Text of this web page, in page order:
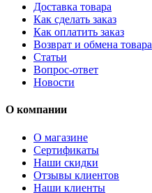
Доставка товара
Как сделать заказ
Как оплатить заказ
Возврат и обмена товара
Статьи
Вопрос-ответ
Новости
О компании
О магазине
Сертификаты
Наши скидки
Отзывы клиентов
Наши клиенты